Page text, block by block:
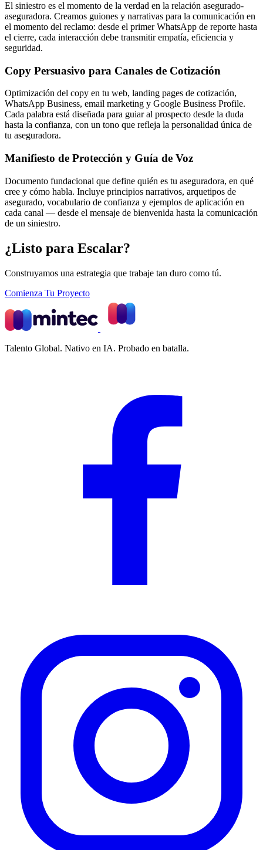
El siniestro es el momento de la verdad en la relación asegurado-
aseguradora. Creamos guiones y narrativas para la comunicación en
el momento del reclamo: desde el primer WhatsApp de reporte hasta
el cierre, cada interacción debe transmitir empatía, eficiencia y
seguridad.
Copy Persuasivo para Canales de Cotización
Optimización del copy en tu web, landing pages de cotización,
WhatsApp Business, email marketing y Google Business Profile.
Cada palabra está diseñada para guiar al prospecto desde la duda
hasta la confianza, con un tono que refleja la personalidad única de
tu aseguradora.
Manifiesto de Protección y Guía de Voz
Documento fundacional que define quién es tu aseguradora, en qué
cree y cómo habla. Incluye principios narrativos, arquetipos de
asegurado, vocabulario de confianza y ejemplos de aplicación en
cada canal — desde el mensaje de bienvenida hasta la comunicación
de un siniestro.
¿Listo para Escalar?
Construyamos una estrategia que trabaje tan duro como tú.
Comienza Tu Proyecto
Talento Global. Nativo en IA. Probado en batalla.